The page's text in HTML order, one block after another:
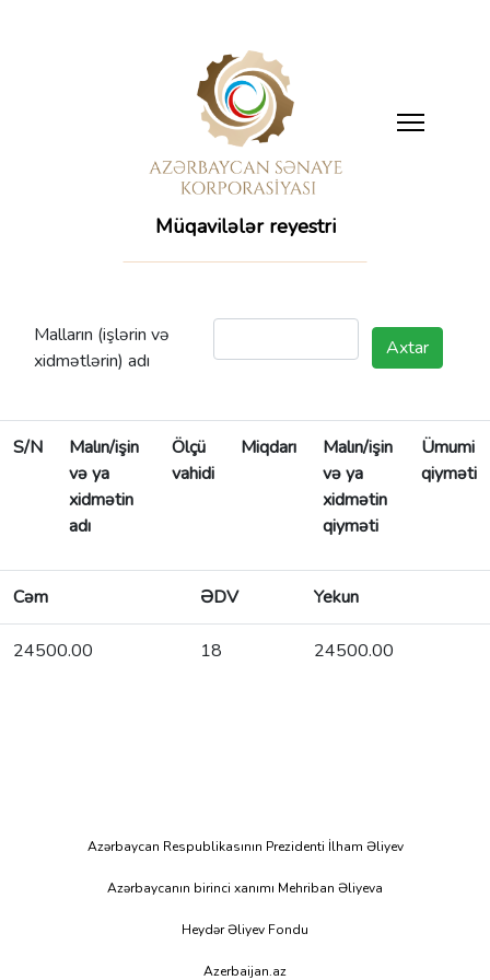
Müqavilələr reyestri
Malların (işlərin və
xidmətlərin) adı
Axtar
S/N
Malın/işin
və ya
xidmətin
adı
Ölçü
vahidi
Miqdarı
Malın/işin
və ya
xidmətin
qiyməti
Ümumi
qiyməti
Cəm ƏDV Yekun
24500.00 18 24500.00
Azərbaycan Respublikasının Prezidenti İlham Əliyev
Azərbaycanın birinci xanımı Mehriban Əliyeva
Heydər Əliyev Fondu
Azerbaijan.az